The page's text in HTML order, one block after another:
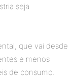
seja
que vai desde
e menos
de consumo.